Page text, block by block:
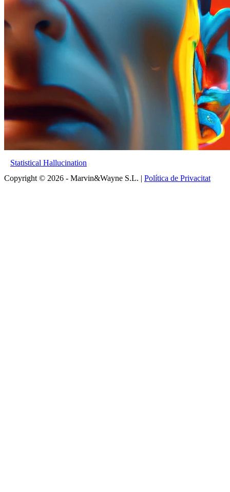
Statistical Hallucination
Copyright © 2026 - Marvin&Wayne S.L. | Política de Privacitat